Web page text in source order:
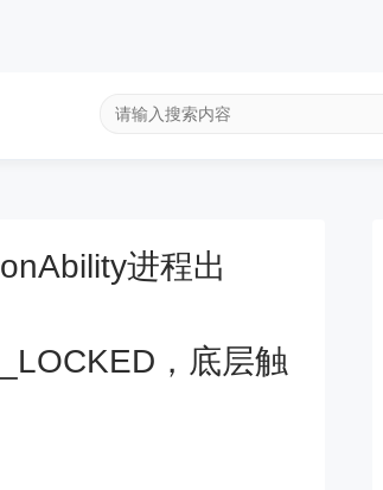
进程出
，底层触